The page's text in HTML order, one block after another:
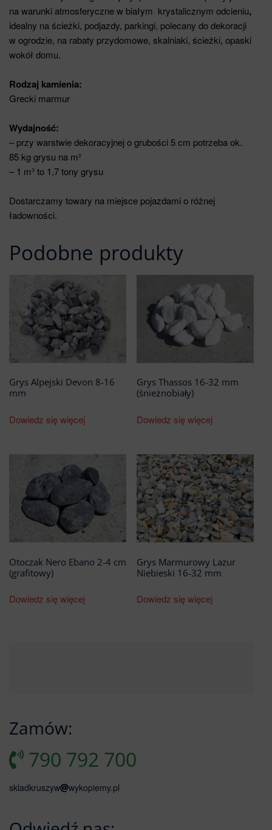
na warunki atmosferyczne w białym krystalicznym odcieniu,
idealny na ścieżki, podjazdy, parkingi, polecany do dekoracji
w ogrodzie, na rabaty przydomowe, skalniaki, ścieżki, opaski
wokół domu.
Rodzaj kamienia:
Grecki marmur
Wydajność:
– przy warstwie dekoracyjnej o grubości 5 cm potrzeba ok.
85 kg grysu na m²
– 1 m³ to 1,7 tony grysu
Dostarczamy towary na miejsce pojazdami o różnej
ładowności.
Podobne produkty
Grys Alpejski Devon 8-16
mm
Dowiedz się więcej
Grys Thassos 16-32 mm
(śnieżnobiały)
Dowiedz się więcej
Otoczak Nero Ebano 2-4 cm
(grafitowy)
Dowiedz się więcej
Grys Marmurowy Lazur
Niebieski 16-32 mm
Dowiedz się więcej
Zamów:
790 792 700
skladkruszyw wykopiemy.pl